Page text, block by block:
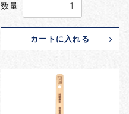
数量
カートに入れる